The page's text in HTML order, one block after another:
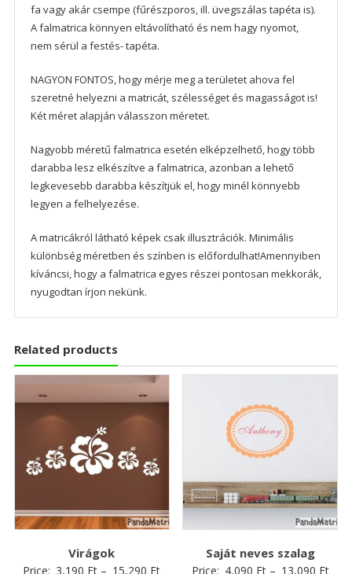
fa vagy akár csempe (fűrészporos, ill. üvegszálas tapéta is).
A falmatrica könnyen eltávolítható és nem hagy nyomot,
nem sérül a festés- tapéta.
NAGYON FONTOS, hogy mérje meg a területet ahova fel
szeretné helyezni a matricát, szélességet és magasságot is!
Két méret alapján válasszon méretet.
Nagyobb méretű falmatrica esetén elképzelhető, hogy több
darabba lesz elkészítve a falmatrica, azonban a lehető
legkevesebb darabba készítjük el, hogy minél könnyebb
legyen a felhelyezése.
A matricákról látható képek csak illusztrációk. Minimális
különbség méretben és színben is előfordulhat!Amennyiben
kíváncsi, hogy a falmatrica egyes részei pontosan mekkorák,
nyugodtan írjon nekünk.
Related products
Virágok
Price: 3,190 Ft – 15,290 Ft
Saját neves szalag
Price: 4,090 Ft– 13,090 Ft